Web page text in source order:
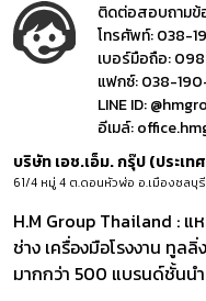
ติดต่อสอบถามข้
โทรศัพท์:038-
เบอร์มือถือ:
แฟกซ์:038-
LINE ID:
อีเมล์:
บริษัท เอช.เอ็ม. กรุ๊ป (ประเท
61/4 หมู่ 4 ต.ดอนหัวฬ่อ อ.เมืองชล
H.M Group Thailand : แ
ช่าง เครื่องมือโรงงาน ทูล
มากกว่า 500 แบรนด์ชั้นน